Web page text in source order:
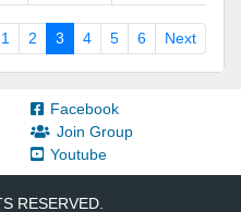
1 2 3 4 5 6 Next
Facebook
Join Group
Youtube
RESERVED.